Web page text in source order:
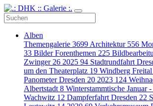
Alben
Themengalerie 3699 Architektur 556
33 Bilder Forenthemen 225
Zwinger 26 2025 94 Stadtrundfahrt
um den Theaterplatz 19 Windberg Freital
Panometer Dresden 20 2023 124
Albertstadt 8 Winterstammtische Januar
Wachwitz 12 Dampferfahrt Dresden 22